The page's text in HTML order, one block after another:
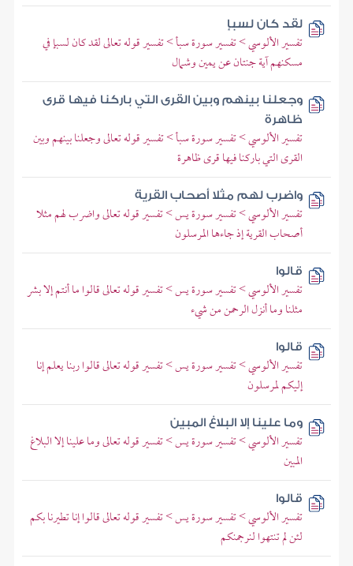
لقد كان لسبإ
تفسير الألوسي > تفسير سورة سبأ > تفسير قوله تعالى لقد كان لسبإ في
مسكنهم آية جنتان عن يمين وشمال
وجعلنا بينهم وبين القرى التي باركنا فيها قرى
ظاهرة
تفسير الألوسي > تفسير سورة سبأ > تفسير قوله تعالى وجعلنا بينهم وبين
القرى التي باركنا فيها قرى ظاهرة
واضرب لهم مثلا أصحاب القرية
تفسير الألوسي > تفسير سورة يس > تفسير قوله تعالى واضرب لهم مثلا
أصحاب القرية إذ جاءها المرسلون
قالوا
تفسير الألوسي > تفسير سورة يس > تفسير قوله تعالى قالوا ما أنتم إلا بشر
مثلنا وما أنزل الرحمن من شيء
قالوا
تفسير الألوسي > تفسير سورة يس > تفسير قوله تعالى قالوا ربنا يعلم إنا
إليكم لمرسلون
وما علينا إلا البلاغ المبين
تفسير الألوسي > تفسير سورة يس > تفسير قوله تعالى وما علينا إلا البلاغ
المبين
قالوا
تفسير الألوسي > تفسير سورة يس > تفسير قوله تعالى قالوا إنا تطيرنا بكم
لئن لم تنتهوا لنرجمنكم